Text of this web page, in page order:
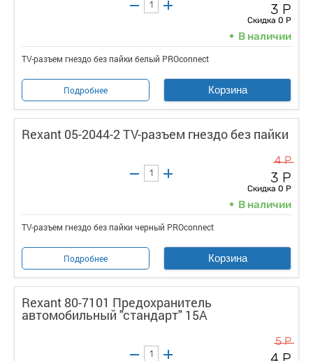
3 Р
Скидка 0 Р
В наличии
TV-разъем гнездо без пайки белый PROconnect
Подробнее Корзина
Rexant 05-2044-2 TV-разъем гнездо без пайки
4 Р
3 Р
Скидка 0 Р
В наличии
TV-разъем гнездо без пайки черный PROconnect
Подробнее Корзина
Rexant 80-7101 Предохранитель
автомобильный "стандарт" 15А
5 Р